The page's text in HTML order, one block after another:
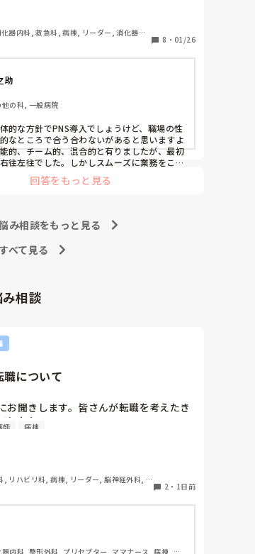
を廃止しました。
を廃止した病棟からまだPNSをやって
月に異動してきました。
新人のレベルにかなりの差が出ているな
入院したことのある患者さんも、「(私が
病棟の方が)新人が患者から見てもよく動
言っていました。
だけれども、結局は忙しくて、新人の面
ず、清潔ケアや単純に点滴を繋げてくる
仕事しか新人にさせていませんでした。
た病棟では、イベントは必ずと言ってい
担当させて、指導者やリーダーが責任持
ことで、新人ができることがどんどん増
受け持つことも当たり前な感じです。
にも時間がかかり、結果、患者のことが
いう状況になります。新人も放置される
く、やり方がわからない新人さんが、先
、そんな無茶な…と思いました。
愛そう、と感じることもある反面、ペア
いて、「(処置を)やったことあるの？無
録終わってないんで」と。。。
たい！という、意欲があまり感じられ
云々よりも、その新人の性格かな？と
柄でしょうか？？
といえば、PNSは好きじゃありません。
れというからには、もっと業務量に見合
ゃないのも経験している方は、どちらの
器内科, 救急科, 病棟, リーダー, 消化器外
8 ・ 01/26
助
他の科, 一般病院
的な方針でPNS導入でしょうけど、職場の性
なところで合う合わないがあると思いますよ
的、チーム的、混合的と有りましたが、最初
往左往でした。しかしスムーズに業務をこな
たよ。勿論、指導する事も😉🆗✨でしたよ🎵ど
PNSの導入なら皆さんと意見交換を行うべきと
こなしている人もいます。意欲的でない新人も
すのでね🎵とどのつまり看護師が自分の仕事
かったよしか言えませんが、今と比べると個
でしょうか⁉️物事の良し悪しの批判は簡単で
到底ムリですね🎵ならば皆で抱えましょうね
ですけど、頑張って👊😆🎵
回答をもっと見る
み相談をもっと見る
べて見る
相談
について
お聞きします。皆さんが転職を考えたき
したか?
師 病棟
, リハビリ科, 病棟, リーダー, 脳神経外科,
2 ・ 1日前
器内科, 整形外科, プリセプター, ママナース, 病棟, 訪